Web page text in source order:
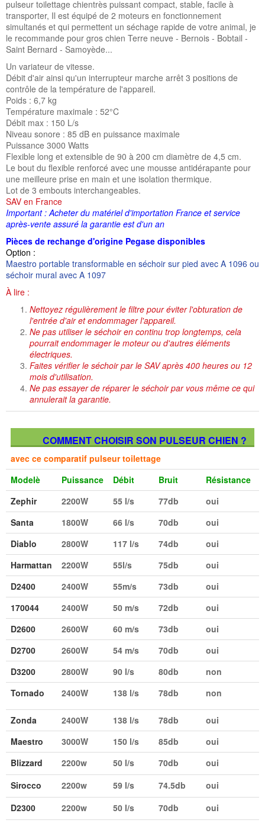
pulseur toilettage chientrès puissant compact, stable, facile à
transporter, Il est équipé de 2 moteurs en fonctionnement
simultanés et qui permettent un séchage rapide de votre animal, je
le recommande pour gros chien Terre neuve - Bernois - Bobtail -
Saint Bernard - Samoyède...
Un variateur de vitesse.
Débit d'air ainsi qu'un interrupteur marche arrêt 3 positions de
contrôle de la température de l'appareil.
Poids : 6,7 kg
Température maximale : 52°C
Débit max : 150 L/s
Niveau sonore : 85 dB en puissance maximale
Puissance 3000 Watts
Flexible long et extensible de 90 à 200 cm diamètre de 4,5 cm.
Le bout du flexible renforcé avec une mousse antidérapante pour
une meilleure prise en main et une isolation thermique.
Lot de 3 embouts interchangeables.
SAV en France
Important : Acheter du matériel d'importation France et service
après-vente assuré la garantie est d'un an
Pièces de rechange d'origine Pegase disponibles
Option :
Maestro portable transformable en séchoir sur pied avec A 1096 ou
séchoir mural avec A 1097
À lire :
Nettoyez régulièrement le filtre pour éviter l'obturation de
l'entrée d'air et endommager l'appareil.
Ne pas utiliser le séchoir en continu trop longtemps, cela
pourrait endommager le moteur ou d'autres éléments
électriques.
Faites vérifier le séchoir par le SAV après 400 heures ou 12
mois d'utilisation.
Ne pas essayer de réparer le séchoir par vous même ce qui
annulerait la garantie.
COMMENT CHOISIR SON PULSEUR CHIEN ?
avec ce comparatif pulseur toilettage
Modelè
Puissance Débit Bruit
Résistance
Zephir
2200W 55 l/s 77db
oui
Santa
1800W 66 l/s 70db
oui
Diablo
2800W 117 l/s 74db
oui
Harmattan
2200W 55l/s 75db
oui
D2400
2400W 55m/s 73db
oui
170044
2400W 50 m/s 72db
oui
D2600
2600W 60 m/s 73db
oui
D2700
2600W 54 m/s 70db
oui
D3200
2800W 90 l/s 80db
non
Tornado
2400W 138 l/s 78db non
Zonda 2400W 138 l/s 78db
oui
Maestro
3000W 150 l/s 85db
oui
Blizzard
2200w 50 l/s 70db
oui
Sirocco
2200w 59 l/s 74.5db
oui
D2300
2200w 50 l/s 70db
oui